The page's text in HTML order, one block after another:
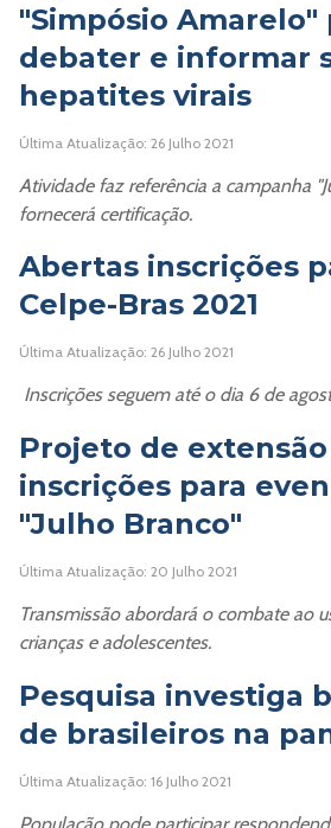
"Simpósio Amarelo"
debater e informar
hepatites virais
Última Atualização: 26 Julho 2021
Atividade faz referência a campanha
fornecerá certificação.
Abertas inscrições
Celpe-Bras 2021
Última Atualização: 26 Julho 2021
Inscrições seguem até o dia 6 de
Projeto de
inscrições para
"Julho Branco"
Última Atualização: 20 Julho 2021
Transmissão abordará o combate ao
crianças e adolescentes.
Pesquisa investiga
de brasileiros na
Última Atualização: 16 Julho 2021